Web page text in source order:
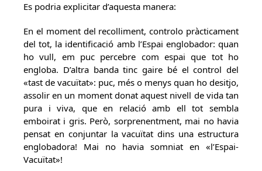
Es podria explicitar d’aquesta manera:
En el moment del recolliment, controlo pràcticament
del tot, la identificació amb l’Espai englobador: quan
ho vull, em puc percebre com espai que tot ho
engloba. D’altra banda tinc gaire bé el control del
«tast de vacuïtat»: puc, més o menys quan ho desitjo,
assolir en un moment donat aquest nivell de vida tan
pura i viva, que en relació amb ell tot sembla
emboirat i gris. Però, sorprenentment, mai no havia
pensat en conjuntar la vacuïtat dins una estructura
englobadora! Mai no havia somniat en «l’Espai-
Vacuïtat»!